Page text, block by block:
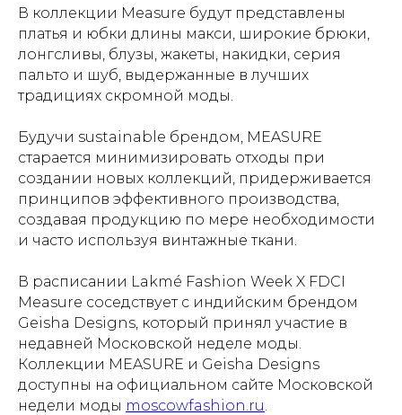
В коллекции Measure будут представлены
платья и юбки длины макси, широкие брюки,
лонгсливы, блузы, жакеты, накидки, серия
пальто и шуб, выдержанные в лучших
традициях скромной моды.
Будучи sustainable брендом, MEASURE
старается минимизировать отходы при
создании новых коллекций, придерживается
принципов эффективного производства,
создавая продукцию по мере необходимости
и часто используя винтажные ткани.
В расписании Lakmé Fashion Week X FDCI
Measure соседствует с индийским брендом
Geisha Designs, который принял участие в
недавней Московской неделе моды.
Коллекции MEASURE и Geisha Designs
доступны на официальном сайте Московской
недели моды moscowfashion.ru.